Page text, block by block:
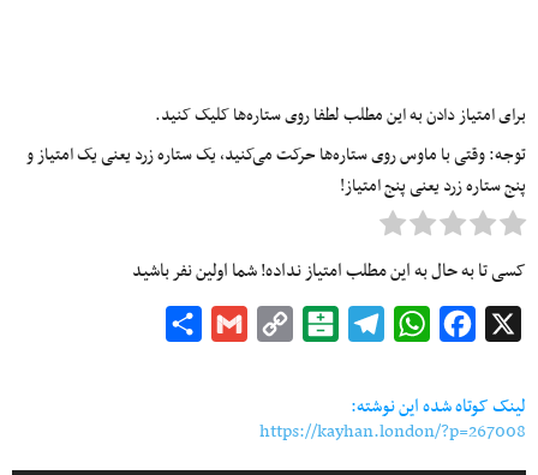
برای امتیاز دادن به این مطلب لطفا روی ستاره‌ها کلیک کنید.
توجه: وقتی با ماوس روی ستاره‌ها حرکت می‌کنید، یک ستاره زرد یعنی یک امتیاز و
پنج ستاره زرد یعنی پنج امتیاز!
کسی تا به حال به این مطلب امتیاز نداده! شما اولین نفر باشید
Facebook
WhatsApp
Telegram
Balatarin
Copy
Gmail
لینک کوتاه شده این نوشته:
https://kayhan.london/?p=267008